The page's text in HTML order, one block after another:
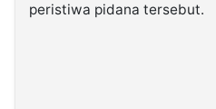
peristiwa pidana tersebut.